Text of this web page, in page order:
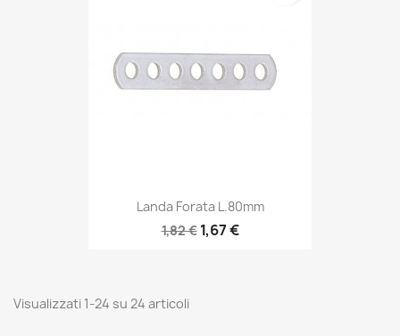
Landa Forata L.80mm
1,82 € 1,67 €
Visualizzati 1-24 su 24 articoli